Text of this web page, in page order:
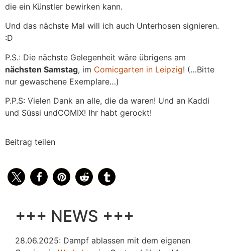
die ein Künstler bewirken kann.
Und das nächste Mal will ich auch Unterhosen signieren.
:D
P.S.: Die nächste Gelegenheit wäre übrigens am
nächsten Samstag, im Comicgarten in Leipzig! (…Bitte
nur gewaschene Exemplare…)
P.P.S: Vielen Dank an alle, die da waren! Und an Kaddi
und Süssi undCOMIX! Ihr habt gerockt!
Beitrag teilen
+++ NEWS +++
28.06.2025: Dampf ablassen mit dem eigenen